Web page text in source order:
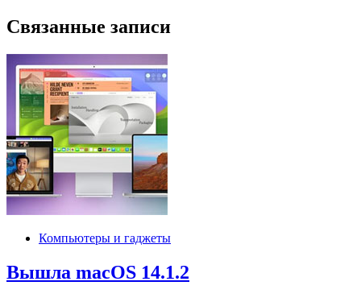
Связанные записи
Компьютеры и гаджеты
Вышла macOS 14.1.2